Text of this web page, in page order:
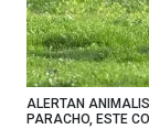
ALERTAN
PARACHO, ESTE